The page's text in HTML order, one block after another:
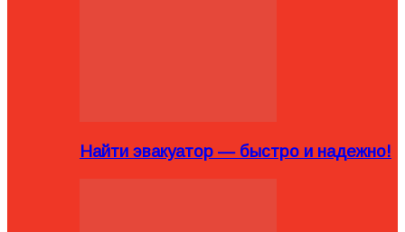
Найти эвакуатор — быстро и надежно!